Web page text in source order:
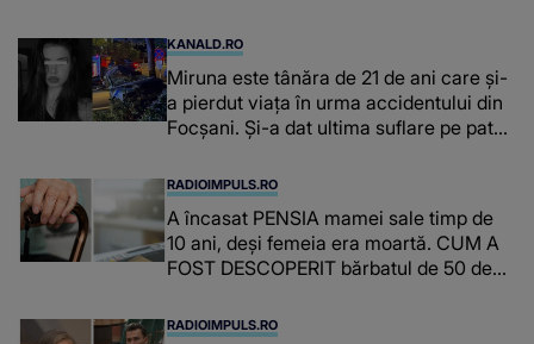
KANALD.RO
Miruna este tânăra de 21 de ani care și-
a pierdut viața în urma accidentului din
Focșani. Și-a dat ultima suflare pe patul
RADIOIMPULS.RO
A încasat PENSIA mamei sale timp de
10 ani, deși femeia era moartă. CUM A
FOST DESCOPERIT bărbatul de 50 de
obținuți? SUMA E COLOSALĂ
RADIOIMPULS.RO